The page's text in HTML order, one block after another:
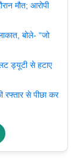
मौत; आरोपी
बोले- “जो
ड्यूटी से हटाए
रफ्तार से पीछा कर